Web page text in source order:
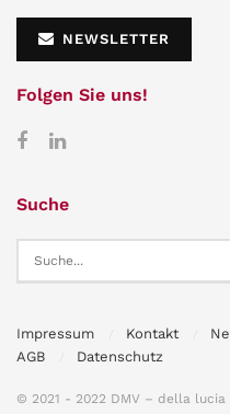
NEWSLETTER
Folgen Sie uns!
Suche
Impressum Kontakt
AGB
Datenschutz
© 2021 - 2022 DMV – della lucia